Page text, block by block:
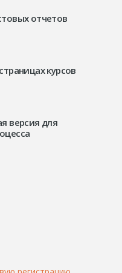
отчетов
курсов
версия для